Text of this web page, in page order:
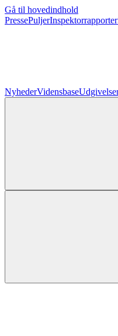
Gå til hovedindhold
PressePuljerInspektorrapporter
NyhederVidensbase